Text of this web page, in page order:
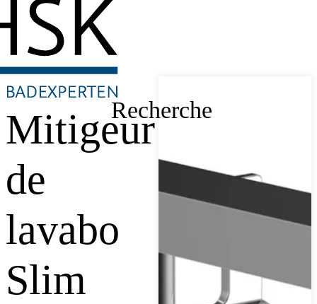
Recherche
Mitigeur
de
lavabo
Slim